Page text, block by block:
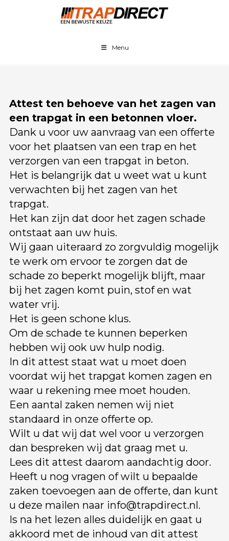
Menu
Attest ten behoeve van het zagen van
een trapgat in een betonnen vloer.
Dank u voor uw aanvraag van een offerte
voor het plaatsen van een trap en het
verzorgen van een trapgat in beton.
Het is belangrijk dat u weet wat u kunt
verwachten bij het zagen van het
trapgat.
Het kan zijn dat door het zagen schade
ontstaat aan uw huis.
Wij gaan uiteraard zo zorgvuldig mogelijk
te werk om ervoor te zorgen dat de
schade zo beperkt mogelijk blijft, maar
bij het zagen komt puin, stof en wat
water vrij.
Het is geen schone klus.
Om de schade te kunnen beperken
hebben wij ook uw hulp nodig.
In dit attest staat wat u moet doen
voordat wij het trapgat komen zagen en
waar u rekening mee moet houden.
Een aantal zaken nemen wij niet
standaard in onze offerte op.
Wilt u dat wij dat wel voor u verzorgen
dan bespreken wij dat graag met u.
Lees dit attest daarom aandachtig door.
Heeft u nog vragen of wilt u bepaalde
zaken toevoegen aan de offerte, dan kunt
u deze mailen naar info@trapdirect.nl .
Is na het lezen alles duidelijk en gaat u
akkoord met de inhoud van dit attest